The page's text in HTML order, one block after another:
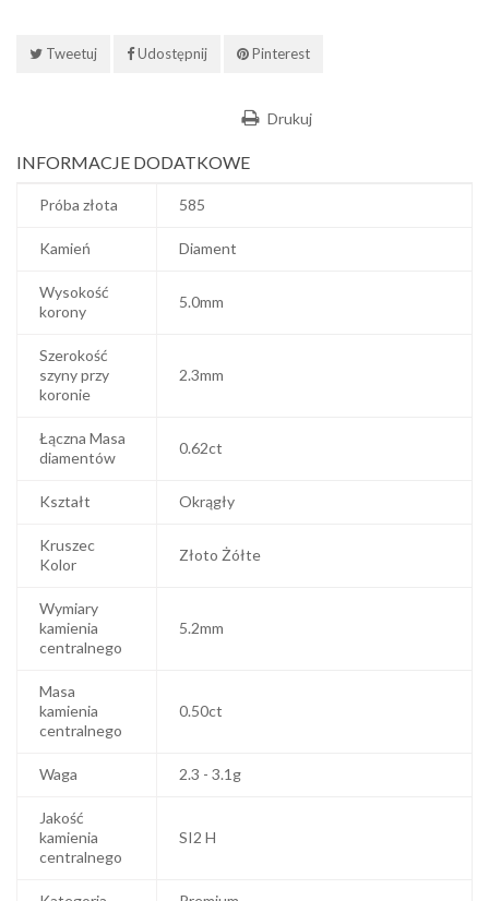
Tweetuj Udostępnij Pinterest
Drukuj
INFORMACJE DODATKOWE
Próba złota 585
Kamień Diament
Wysokość
korony
5.0mm
Szerokość
szyny przy
koronie
2.3mm
Łączna Masa
diamentów
0.62ct
Kształt Okrągły
Kruszec
Kolor
Złoto Żółte
Wymiary
kamienia
centralnego
5.2mm
Masa
kamienia
centralnego
0.50ct
Waga 2.3 - 3.1g
Jakość
kamienia
centralnego
SI2 H